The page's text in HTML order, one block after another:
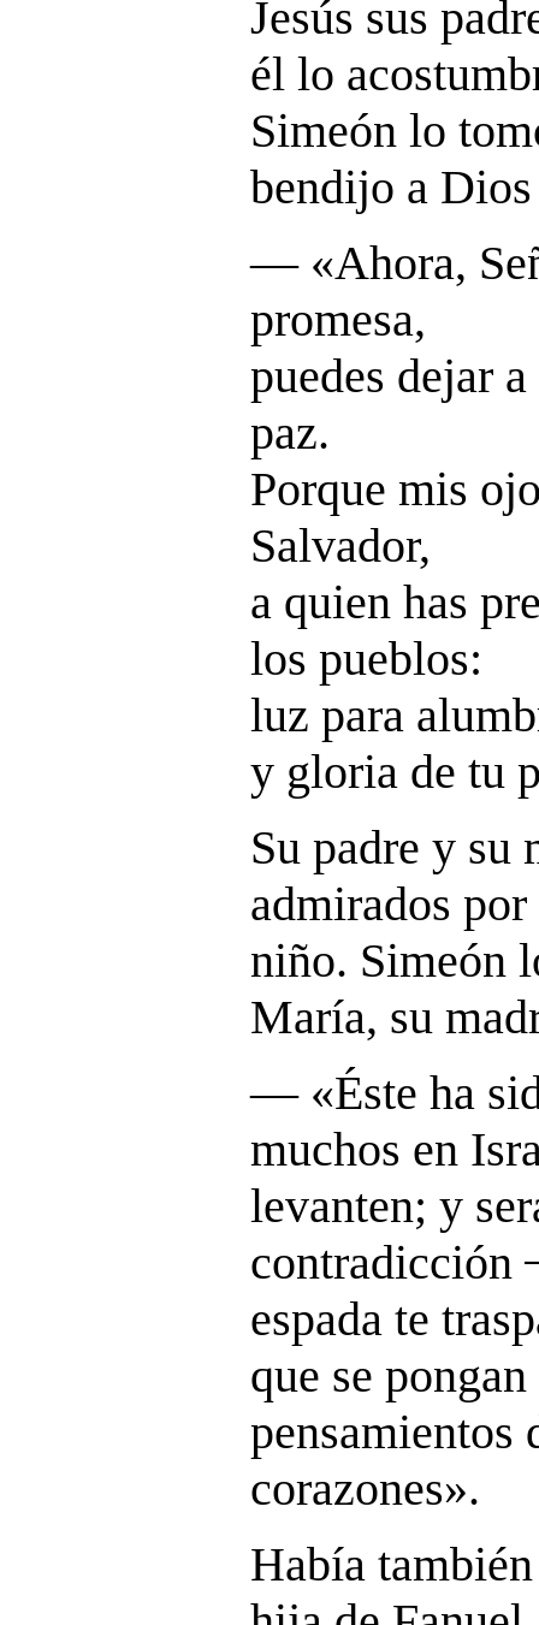
Jesús sus
él lo
Simeón lo
bendijo a
― «Ahora,
promesa,
puedes dejar
paz.
Porque mis
Salvador,
a quien has
los pueblos:
luz para
y gloria de tu
Su padre y su
admirados
niño. Simeón
María, su
― «Éste ha
muchos en
levanten; y
contradicción
espada te
que se
pensamientos
corazones».
Había